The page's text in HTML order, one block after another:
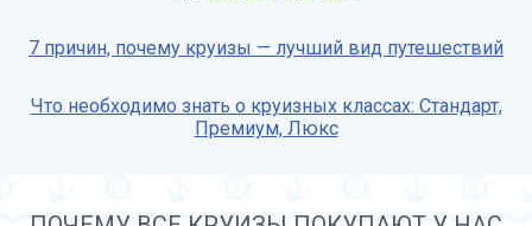
7 причин, почему круизы — лучший вид путешествий
Что необходимо знать о круизных классах: Стандарт,
Премиум, Люкс